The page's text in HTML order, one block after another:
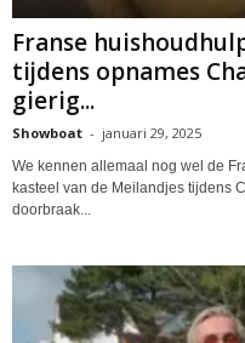
Franse
tijdens opnames
gierig...
Showboat - januari 29, 2025
We kennen allemaal nog wel de
kasteel van de Meilandjes tijdens
doorbraak...